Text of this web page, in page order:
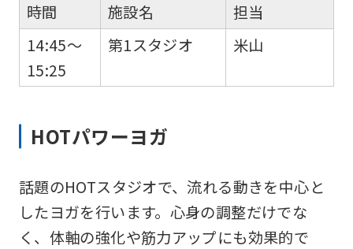
時間
14:45～
15:25
施設名
第1スタジオ
担当
米山
HOTパワーヨガ
話題のHOTスタジオで、流れる動きを中心と
したヨガを行います。心身の調整だけでな
く、体軸の強化や筋力アップにも効果的で